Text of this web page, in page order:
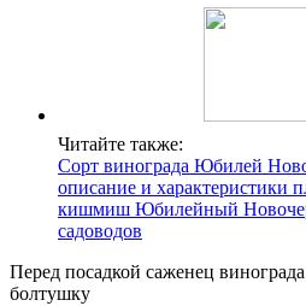
Читайте также:
Сорт винограда Юбилей
описание и характеристики
кишмиш Юбилейный
садоводов
Перед посадкой саженец
болтушку